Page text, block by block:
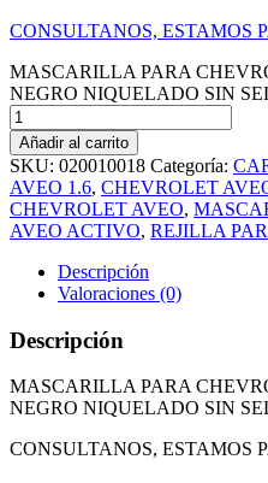
CONSULTANOS, ESTAMOS
MASCARILLA PARA
NEGRO NIQUELADO SIN
Añadir al carrito
SKU: 020010018 Categoría:
AVEO 1.6, CHEVROLET
CHEVROLET AVEO,
AVEO ACTIVO, REJILLA
Descripción
Valoraciones (0)
Descripción
MASCARILLA PARA
NEGRO NIQUELADO SIN
CONSULTANOS, ESTAMOS